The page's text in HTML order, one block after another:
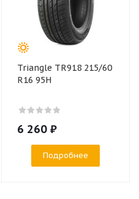
Triangle TR918 215/60
R16 95H
6 260 ₽
Подробнее